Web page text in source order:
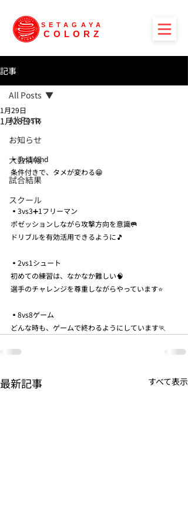
SETAGAYA
COLORZ
記事
All Posts
お知らせ
大会情報
試合結果
スクール
All Posts
1月28日TR
1月29日
▪️3vs1rond
条件付きで、タメが変わる😁
▪️3vs3➕1フリーマン
ポゼッションしながら攻撃方向を意識🥅
ドリブルを有効活用できるように🎵
▪️2vs1シュート
初めての練習は、なかなか難しい🧠
選手のチャレンジを尊重しながらやっています⭐️
▪️8vs8ゲーム
どんな時も、ゲームで終わるようにしています🏃
最新記事 すべて表示